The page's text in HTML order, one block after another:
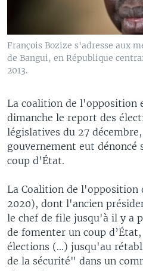
François Bozize s'adresse aux
de Bangui, en République
2013.
La coalition de l'opposition
dimanche le report des
législatives du 27
gouvernement eut dénoncé
coup d’État.
La Coalition de l'opposition
2020), dont l'ancien
le chef de file jusqu'à il y a
de fomenter un coup
élections (...) jusqu'au
de la sécurité" dans un